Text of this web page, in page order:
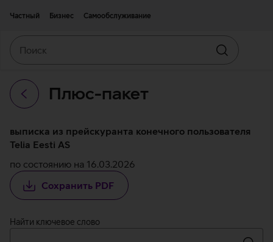
Частный
Бизнес Самообслуживание
Искать
НазадПлюс-пакет
выписка из прейскуранта конечного пользователя
Telia Eesti AS
по состоянию на 16.03.2026
Сохранить PDF
Найти ключевое слово